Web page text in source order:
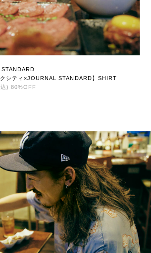
クシティ×JOURNAL STANDARD】SHIRT
) 80%OFF